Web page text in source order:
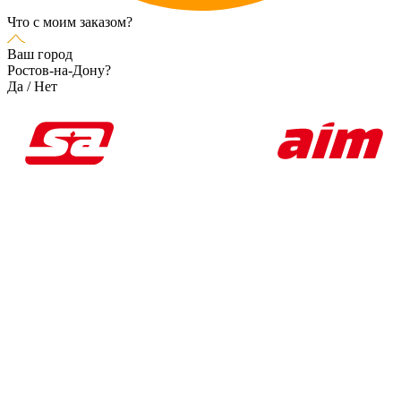
Что с моим заказом?
Ваш город
Ростов-на-Дону?
Да /Нет